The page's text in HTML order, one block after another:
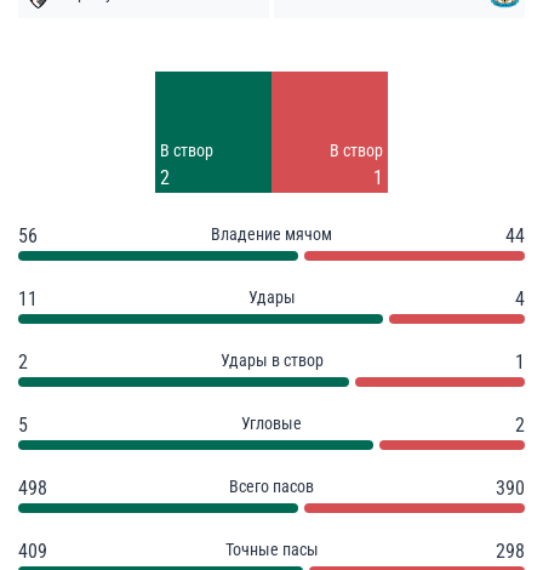
В створ
2
В створ
1
56 Владение мячом 44
11 Удары 4
2 Удары в створ 1
5 Угловые 2
498 Всего пасов 390
409 Точные пасы 298